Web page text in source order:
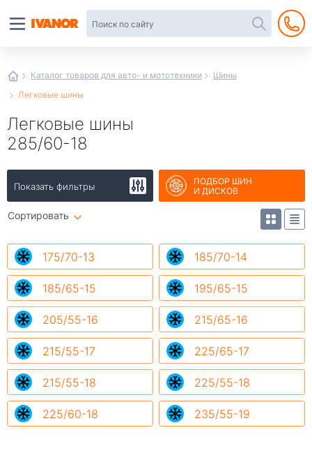
Каталог товаров для авто- и мототехники
Шины
Легковые шины
Легковые шины
285/60-18
Показать фильтры
ПОДБОР ШИН
И ДИСКОВ
Сортировать
175/70-13 185/70-14
185/65-15 195/65-15
205/55-16 215/65-16
215/55-17 225/65-17
215/55-18 225/55-18
225/60-18 235/55-19
интернет-